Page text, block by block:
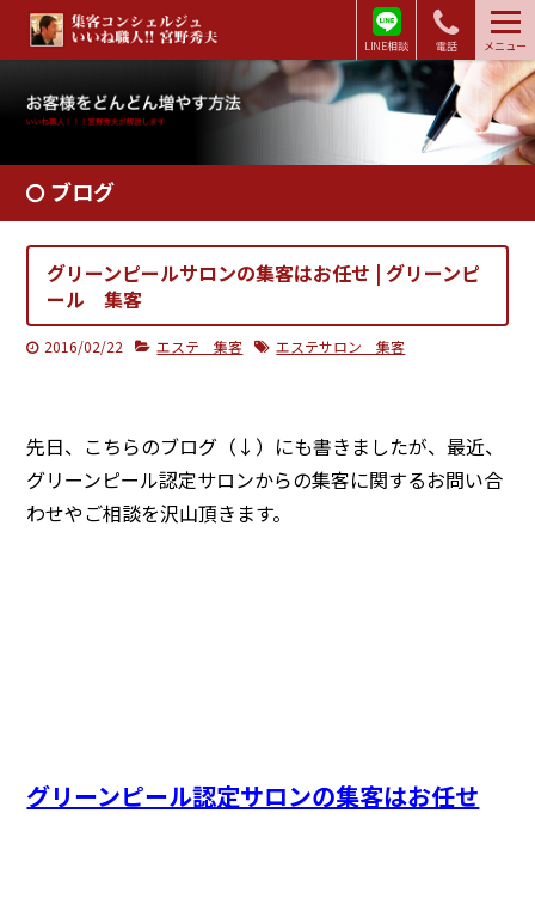
LINE相談 電話 メニュー
ブログ
グリーンピールサロンの集客はお任せ | グリーンピ
ール 集客
2016/02/22 エステ 集客 エステサロン 集客
先日、こちらのブログ（↓）にも書きましたが、最近、
グリーンピール認定サロンからの集客に関するお問い合
わせやご相談を沢山頂きます。
グリーンピール認定サロンの集客はお任せ